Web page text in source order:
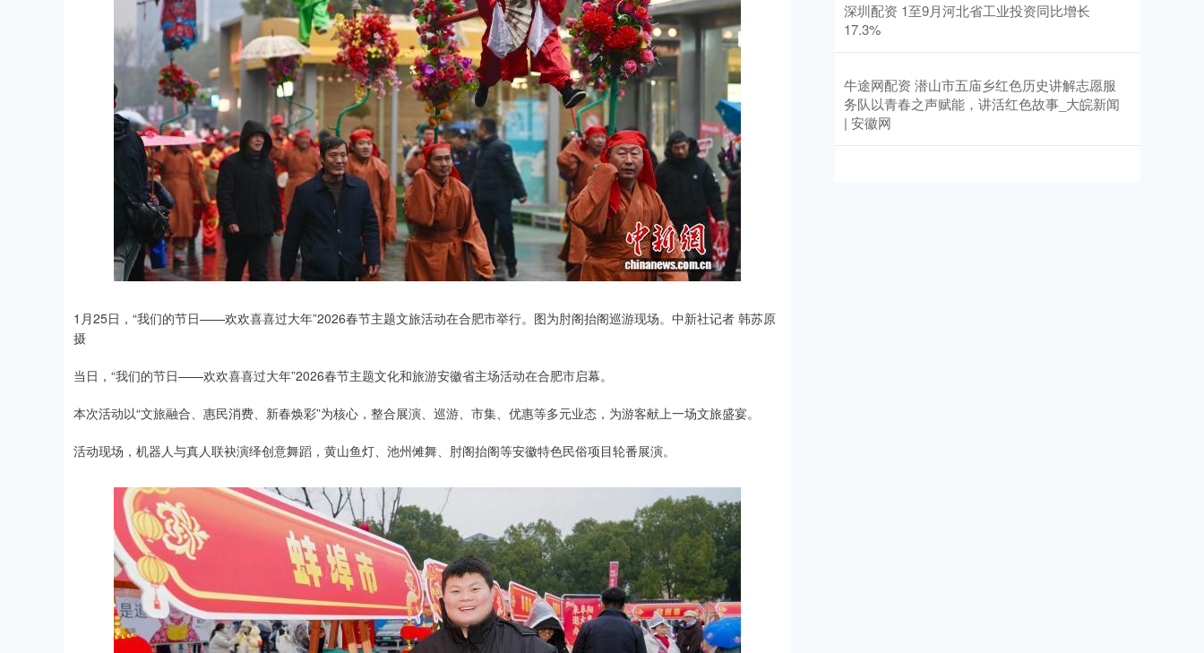
1月25日，“我们的节日——欢欢喜喜过大年”2026春节主题文旅活动在合肥市举行。图为肘阁抬阁巡游现场。中新社记者 韩苏原
摄
当日，“我们的节日——欢欢喜喜过大年”2026春节主题文化和旅游安徽省主场活动在合肥市启幕。
本次活动以“文旅融合、惠民消费、新春焕彩”为核心，整合展演、巡游、市集、优惠等多元业态，为游客献上一场文旅盛宴。
活动现场，机器人与真人联袂演绎创意舞蹈，黄山鱼灯、池州傩舞、肘阁抬阁等安徽特色民俗项目轮番展演。
深圳配资 1至9月河北省工业投资同比增长
17.3%
牛途网配资 潜山市五庙乡红色历史讲解志愿服
务队以青春之声赋能，讲活红色故事_大皖新闻
| 安徽网